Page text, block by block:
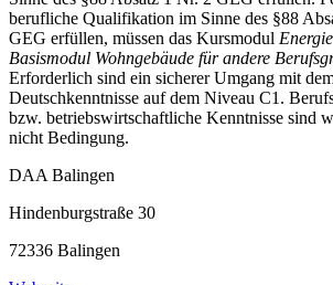
berufliche Qualifikation im Sinne des §88
GEG erfüllen, müssen das Kursmodul
Basismodul Wohngebäude für andere
Erforderlich sind ein sicherer Umgang mit
Deutschkenntnisse auf dem Niveau C1.
bzw. betriebswirtschaftliche Kenntnisse sind
nicht Bedingung.
DAA Balingen
Hindenburgstraße 30
72336 Balingen